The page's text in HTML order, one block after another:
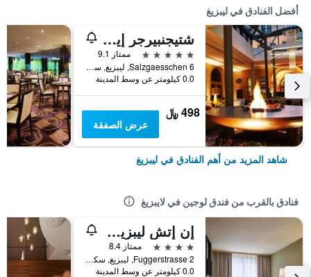
أفضل الفنادق في ليبزيغ
شتيجنبيرجر إيكون جراند هوتل هانديلشوف
5 نجوم
ممتاز 9.1
Salzgaesschen 6, ليبزيغ, سكسونيا, ألمانيا
0.0 كيلومتر عن وسط المدينة
498 ﷼
عرض الصفقة
شاهد المزيد من أهم الفنادق في ليبزيغ
فنادق بالقرب من فندق لوجين في لايبزيغ
إن إتش ليبزيج ميسي
4 نجوم
ممتاز 8.4
Fuggerstrasse 2, ليبزيغ, سكسونيا, ألمانيا
0.0 كيلومتر عن وسط المدينة